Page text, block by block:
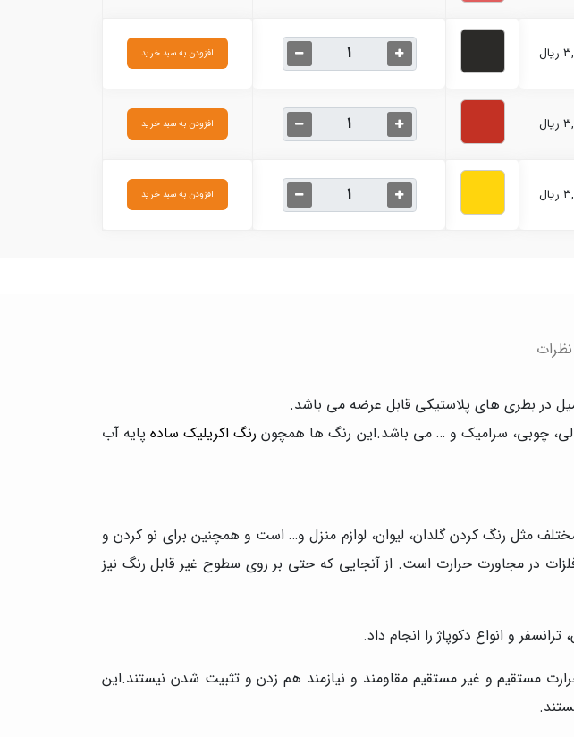
افزودن به سبد خرید
افزودن به سبد خرید
افزودن به سبد خرید
نظرات
چوبی، سرامیک و … می باشد.این رنگ ها همچون رنگ اکریلیک سادهپایه آب
مثل رنگ کردن گلدان، لیوان، لوازم منزل و… است و همچنین برای نو کردن و
در مجاورت حرارت است. از آنجایی که حتی بر روی سطوح غیر قابل رنگ نیز
و انواع دكوپاژ را انجام داد.
مستقیم و غیر مستقیم مقاومند و نیازمند هم زدن و تثبیت شدن نیستند.این